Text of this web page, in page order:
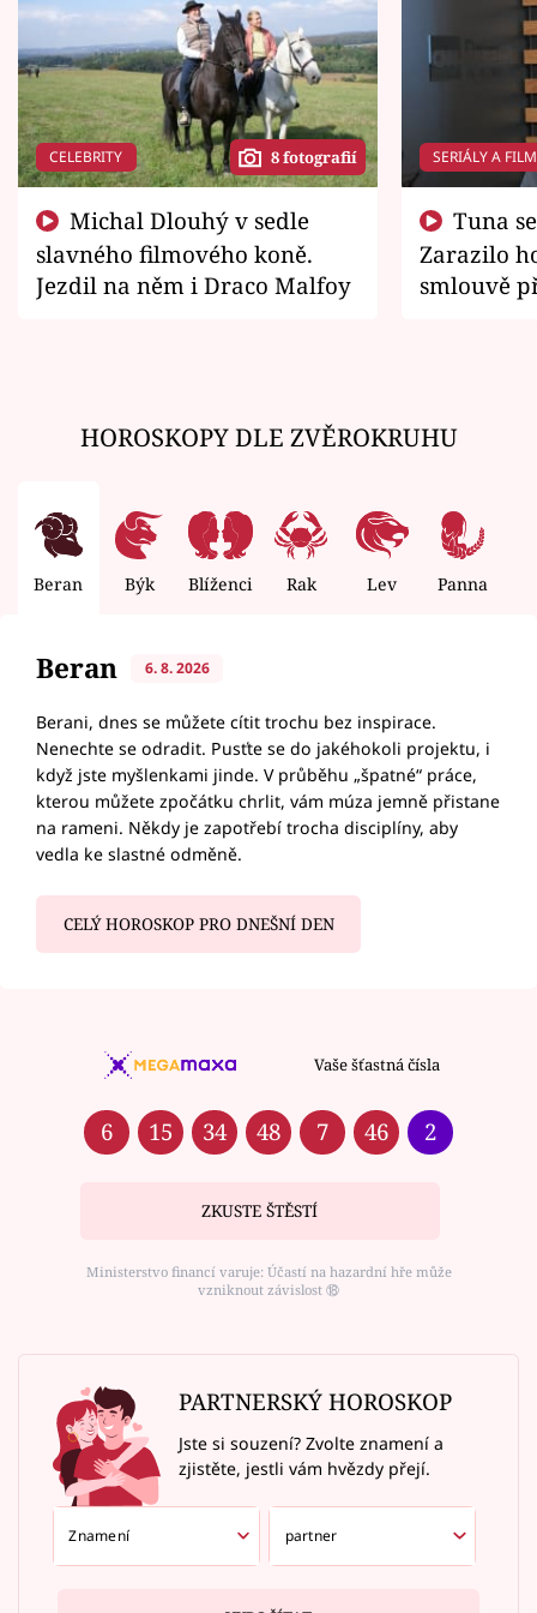
CELEBRITY 8 fotografií
slavného filmového koně.
Jezdil na něm i Draco Malfoy
SERIÁLY A
Zarazilo
smlouvě
HOROSKOPY DLE ZVĚROKRUHU
Beran Býk Blíženci Rak Lev Panna
Beran 6. 8. 2026
Berani, dnes se můžete cítit trochu bez inspirace.
Nenechte se odradit. Pusťte se do jakéhokoli projektu, i
když jste myšlenkami jinde. V průběhu „špatné“ práce,
kterou můžete zpočátku chrlit, vám múza jemně přistane
na rameni. Někdy je zapotřebí trocha disciplíny, aby
vedla ke slastné odměně.
CELÝ HOROSKOP PRO DNEŠNÍ DEN
Vaše šťastná čísla
6 15 34 48 7 46 2
ZKUSTE ŠTĚSTÍ
Ministerstvo financí varuje: Účastí na hazardní hře může
vzniknout závislost ⑱
PARTNERSKÝ HOROSKOP
Jste si souzení? Zvolte znamení a
zjistěte, jestli vám hvězdy přejí.